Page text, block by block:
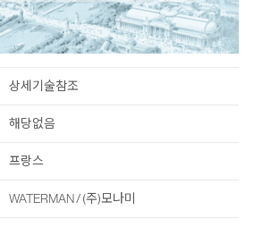
상세기술참조
해당없음
프랑스
WATERMAN / (주)모나미